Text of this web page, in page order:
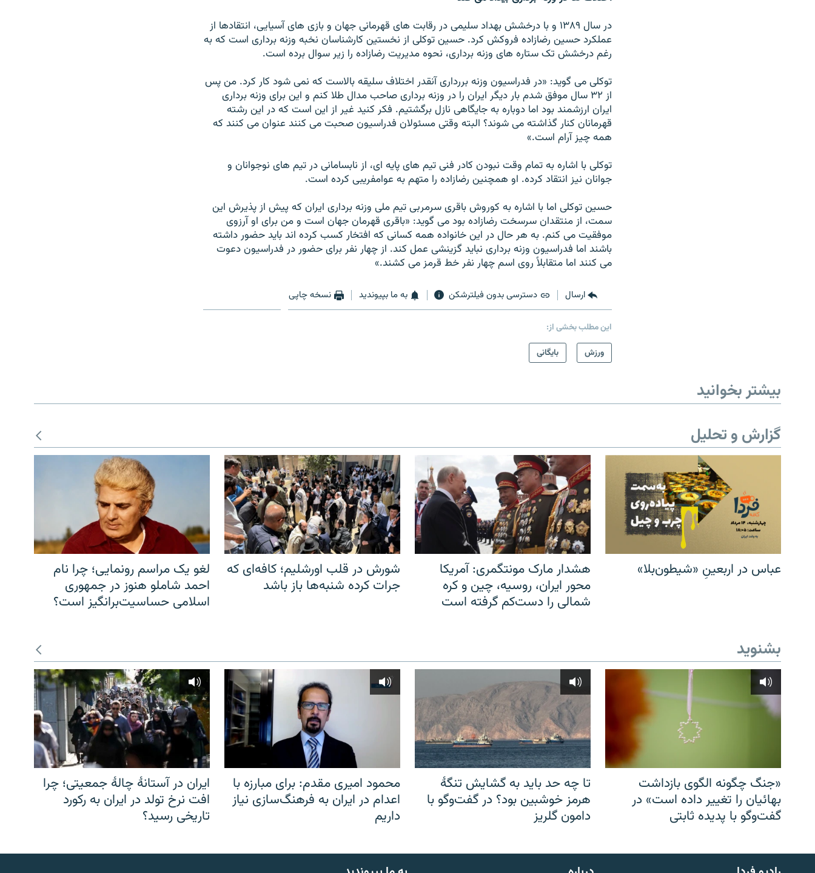
English
در سال ۱۳۸۹ و با درخشش بهداد سليمی در رقابت های قهرمانی جهان و بازی های آسيايی، انتقادها از
عملکرد حسين رضازاده فروکش کرد. حسين توکلی از نخستين کارشناسان نخبه وزنه برداری است که به
رغم درخشش تک ستاره های وزنه برداری، نحوه مديريت رضازاده را زير سوال برده است.
توکلی می گويد: «در فدراسيون وزنه بررداری آنقدر اختلاف سليقه بالاست که نمی شود کار کرد. من پس
از ۳۲ سال موفق شدم بار ديگر ايران را در وزنه برداری صاحب مدال طلا کنم و اين برای وزنه برداری
ايران ارزشمند بود اما دوباره به جايگاهی نازل برگشتيم. فکر کنيد غير از اين است که در اين رشته
قهرمانان کنار گذاشته می شوند؟ البته وقتی مسئولان فدراسيون صحبت می کنند عنوان می کنند که
همه چيز آرام است.»
توکلی با اشاره به تمام وقت نبودن کادر فنی تيم های پايه ای، از نابسامانی در تيم های نوجوانان و
جوانان نيز انتقاد کرده. او همچنين رضازاده را متهم به عوامفريبی کرده است.
حسين توکلی اما با اشاره به کوروش باقری سرمربی تيم ملی وزنه برداری ايران که پيش از پذيرش اين
سمت، از منتقدان سرسخت رضازاده بود می گويد: «باقری قهرمان جهان است و من برای او آرزوی
موفقيت می کنم. به هر حال در اين خانواده همه کسانی که افتخار کسب کرده اند بايد حضور داشته
باشند اما فدراسيون وزنه برداری نبايد گزينشی عمل کند. از چهار نفر برای حضور در فدراسيون دعوت
می کنند اما متقابلاً روی اسم چهار نفر خط قرمز می کشند.»
ارسال دسترسی بدون فیلترشکن به ما بپیوندید نسخه چاپی
این مطلب بخشی از:
ورزش
بایگانی
بیشتر بخوانید
گزارش و تحلیل
عباس در اربعینِ «شیطون‌بلا»
هشدار مارک مونتگمری: آمریکا
محور ایران، روسیه، چین و کره
شمالی را دست‌کم گرفته است
شورش در قلب اورشلیم؛ کافه‌ای که
جرات کرده شنبه‌ها باز باشد
لغو یک مراسم رونمایی؛ چرا نام
احمد شاملو هنوز در جمهوری
اسلامی حساسیت‌برانگیز است؟
بشنوید
«جنگ چگونه الگوی بازداشت
بهائیان را تغییر داده است» در
گفت‌وگو با پدیده ثابتی
تا چه حد باید به گشایش تنگهٔ
هرمز خوشبین بود؟ در گفت‌وگو با
دامون گلریز
محمود امیری مقدم: برای مبارزه با
اعدام در ایران به فرهنگ‌سازی نیاز
داریم
ایران در آستانهٔ چالهٔ جمعیتی؛ چرا
افت نرخ تولد در ایران به رکورد
تاریخی رسید؟